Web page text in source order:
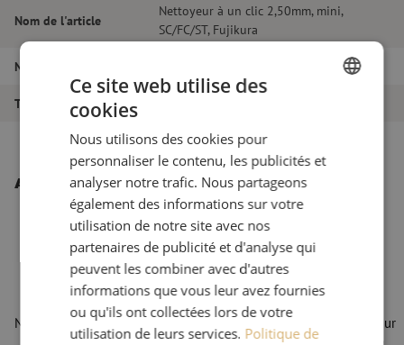
Nom de l'article
Nettoyeur à un clic 2,50mm, mini,
SC/FC/ST, Fujikura
Numéro d'article
Type de produit
Autres produits intéressants
Nettoyeur de connecteurs, 2x1.25mm, SN, Fujikura
Nettoyeur
Ce site web utilise des
cookies
Nous utilisons des cookies pour
personnaliser le contenu, les publicités et
analyser notre trafic. Nous partageons
également des informations sur votre
utilisation de notre site avec nos
partenaires de publicité et d'analyse qui
peuvent les combiner avec d'autres
informations que vous leur avez fournies
ou qu'ils ont collectées lors de votre
utilisation de leurs services. Politique de